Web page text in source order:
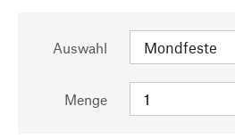
Auswahl
Menge